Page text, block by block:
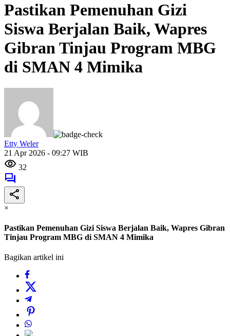
Pastikan Pemenuhan Gizi
Siswa Berjalan Baik, Wapres
Gibran Tinjau Program MBG
di SMAN 4 Mimika
Etty Weler
21 Apr 2026 - 09:27 WIB
32
×
Pastikan Pemenuhan Gizi Siswa Berjalan Baik, Wapres Gibran
Tinjau Program MBG di SMAN 4 Mimika
Bagikan artikel ini